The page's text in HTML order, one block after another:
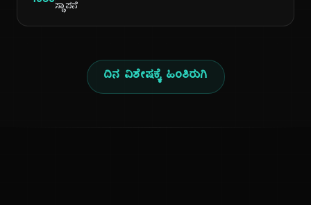
ಸ್ಥಾಪನೆ
ದಿನ ವಿಶೇಷಕ್ಕೆ ಹಿಂತಿರುಗಿ